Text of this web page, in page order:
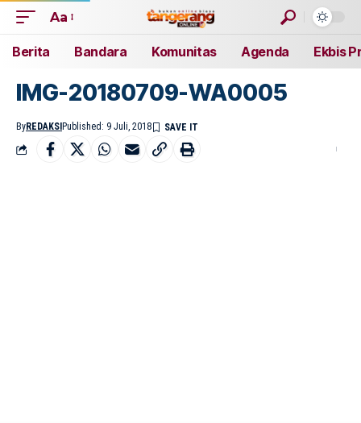
Aa
Berita Bandara Komunitas Agenda Ekbis
IMG-20180709-WA0005
ByREDAKSI Published: 9 Juli, 2018